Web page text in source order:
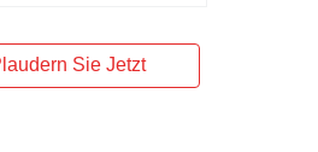
Sie Jetzt